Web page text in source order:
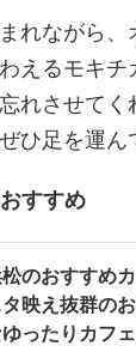
れながら
えるモキチ
れさせて
ひ足を運
すすめ
のおすすめ
タ映え抜群の
ったりカフ